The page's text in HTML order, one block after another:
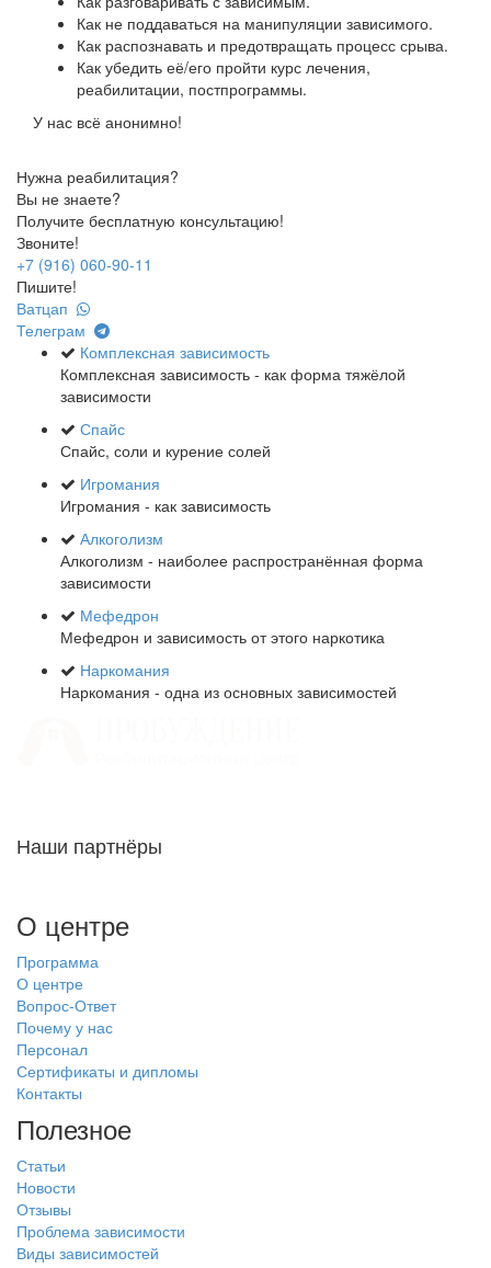
Как не поддаваться на манипуляции зависимого.
Как распознавать и предотвращать процесс срыва.
Как убедить её/его пройти курс лечения,
реабилитации, постпрограммы.
У нас всё анонимно!
Нужна реабилитация?
Вы не знаете?
Получите бесплатную консультацию!
Звоните!
+7 (916) 060-90-11
Пишите!
Ватцап
Телеграм
Комплексная зависимость
Комплексная зависимость - как форма тяжёлой
зависимости
Спайс
Спайс, соли и курение солей
Игромания
Игромания - как зависимость
Алкоголизм
Алкоголизм - наиболее распространённая форма
зависимости
Мефедрон
Мефедрон и зависимость от этого наркотика
Наркомания
Наркомания - одна из основных зависимостей
Наши партнёры
О центре
Программа
О центре
Вопрос-Ответ
Почему у нас
Персонал
Сертификаты и дипломы
Контакты
Полезное
Статьи
Новости
Отзывы
Проблема зависимости
Виды зависимостей